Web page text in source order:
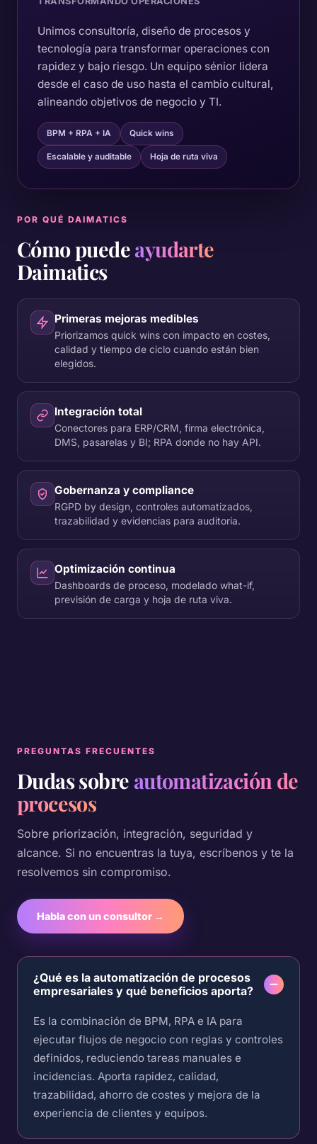
Unimos consultoría, diseño de procesos y
tecnología para transformar operaciones con
rapidez y bajo riesgo. Un equipo sénior lidera
desde el caso de uso hasta el cambio cultural,
alineando objetivos de negocio y TI.
BPM + RPA + IA Quick wins
Escalable y auditable Hoja de ruta viva
POR QUÉ DAIMATICS
Cómo puedeayudarte
Daimatics
Primeras mejoras medibles
Priorizamos quick wins con impacto en costes,
calidad y tiempo de ciclo cuando están bien
elegidos.
Integración total
Conectores para ERP/CRM, firma electrónica,
DMS, pasarelas y BI; RPA donde no hay API.
Gobernanza y compliance
RGPD by design, controles automatizados,
trazabilidad y evidencias para auditoría.
Optimización continua
Dashboards de proceso, modelado what-if,
previsión de carga y hoja de ruta viva.
PREGUNTAS FRECUENTES
Dudas sobreautomatización de
procesos
Sobre priorización, integración, seguridad y
alcance. Si no encuentras la tuya, escríbenos y te la
resolvemos sin compromiso.
Habla con un consultor →
¿Qué es la automatización de procesos
empresariales y qué beneficios aporta?
Es la combinación de BPM, RPA e IA para
ejecutar flujos de negocio con reglas y controles
definidos, reduciendo tareas manuales e
incidencias. Aporta rapidez, calidad,
trazabilidad, ahorro de costes y mejora de la
experiencia de clientes y equipos.